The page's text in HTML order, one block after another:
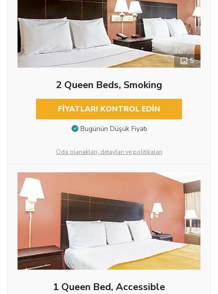
5
2 Queen Beds, Smoking
FIYATLARI KONTROL EDIN
Bugünün Düşük Fiyatı
Oda olanakları, detayları ve politikaları
1 Queen Bed, Accessible